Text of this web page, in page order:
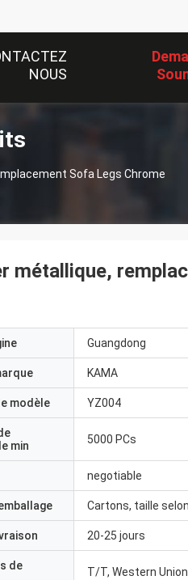
NOUS
Sofa Legs Chrome
métallique,
Guangdong
KAMA
modèle YZ004
min
5000 PCs
negotiable
Cartons, taille
20-25 jours
de
T/T, Western